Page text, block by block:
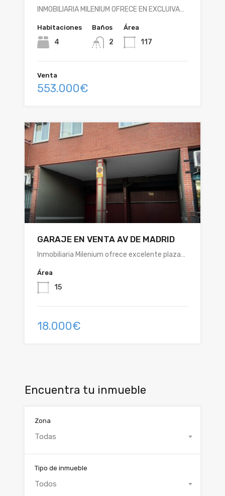
INMOBILIARIA MILENIUM OFRECE EN EXCLUIVA…
Habitaciones
4
Baños
2
Área
117
Venta
553.000€
GARAJE EN VENTA AV DE MADRID
Inmobiliaria Milenium ofrece excelente plaza…
Área
15
18.000€
Encuentra tu inmueble
Zona
Todas
Tipo de inmueble
Todos